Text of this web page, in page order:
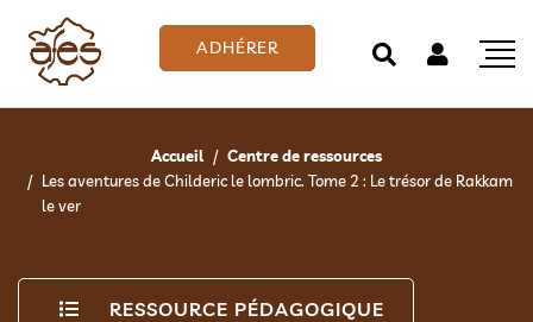
ADHÉRER
Accueil
Centre de ressources
Les aventures de Childeric le lombric. Tome 2 : Le trésor de Rakkam
le ver
RESSOURCE PÉDAGOGIQUE